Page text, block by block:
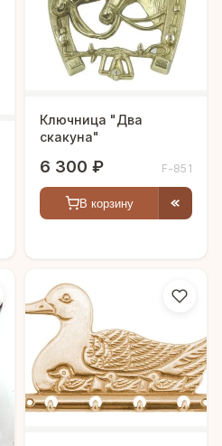
Ключница "Два
скакуна"
6 300 ₽ F-851
В корзину